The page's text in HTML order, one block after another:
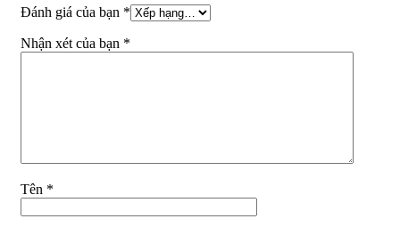
Đánh giá của bạn *
Nhận xét của bạn *
Tên *